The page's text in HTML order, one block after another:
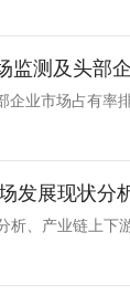
监测及头部
业市场占有率
发展现状分
析、产业链上下